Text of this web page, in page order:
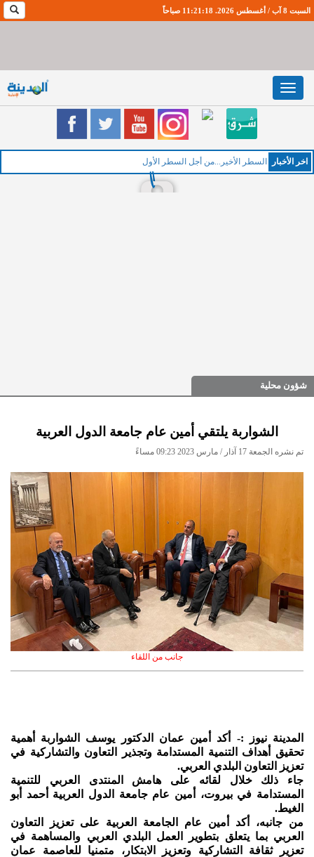
السبت 8 آب / أغسطس 2026. 11:21:19 صباحاً
Toggle
navigation
اخر اﻷخبار
شؤون محلية
الشواربة يلتقي أمين عام جامعة الدول العربية
تم نشره الجمعة 17 آذار / مارس 2023 09:23 مساءً
جانب من اللقاء
المدينة نيوز :- أكد أمين عمان الدكتور يوسف الشواربة أهمية
تحقيق أهداف التنمية المستدامة وتجذير التعاون والتشاركية في
تعزيز التعاون البلدي العربي.
جاء ذلك خلال لقائه على هامش المنتدى العربي للتنمية
المستدامة في بيروت، أمين عام جامعة الدول العربية أحمد أبو
الغيط.
من جانبه، أكد أمين عام الجامعة العربية على تعزيز التعاون
العربي بما يتعلق بتطوير العمل البلدي العربي والمساهمة في
تعزير ثقافة التشاركية وتعزيز الابتكار، متمنيا للعاصمة عمان